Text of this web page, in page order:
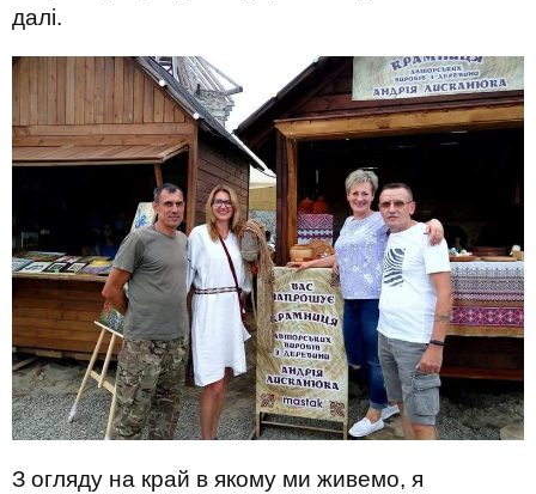
далі.
З огляду на край в якому ми живемо, я